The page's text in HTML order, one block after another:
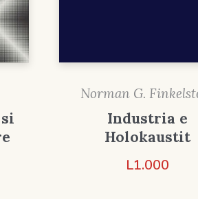
Norman G.
Industria e
Holokaustit
L1.000